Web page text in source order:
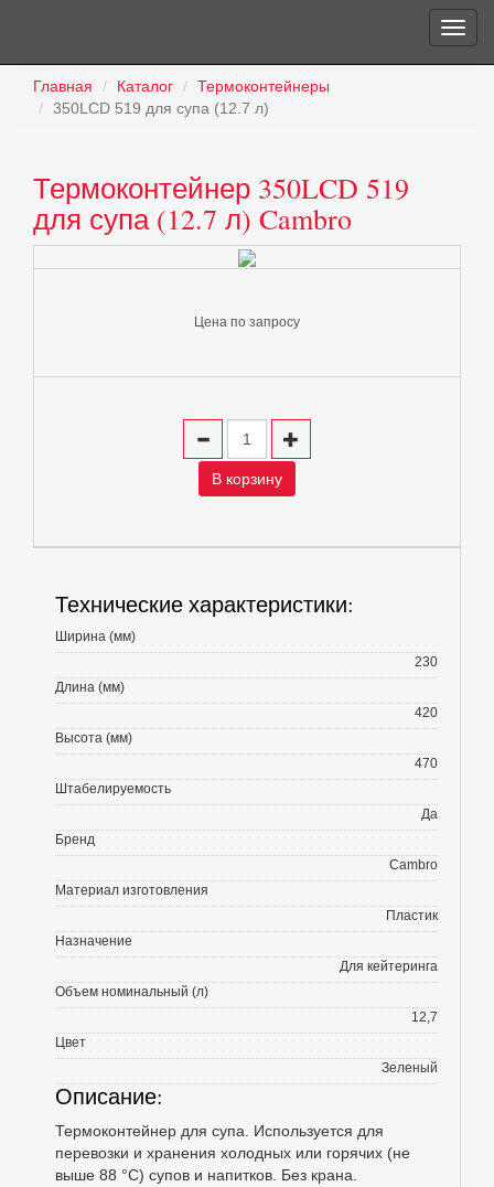
Главная Каталог
Термоконтейнеры
350LCD 519 для супа (12.7 л)
Термоконтейнер 350LCD 519
для супа (12.7 л) Cambro
Цена по запросу
В корзину
Технические характеристики:
Ширина (мм)
230
Длина (мм)
420
Высота (мм)
470
Штабелируемость
Да
Бренд
Cambro
Материал изготовления
Пластик
Назначение
Для кейтеринга
Объем номинальный (л)
12,7
Цвет
Зеленый
Описание:
Термоконтейнер для супа. Используется для
перевозки и хранения холодных или горячих (не
выше 88 °С) супов и напитков. Без крана.